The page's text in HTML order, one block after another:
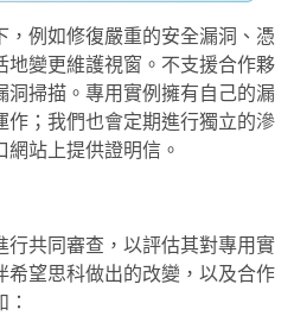
例如修復嚴重的安全漏洞、憑
地變更維護視窗。不支援合作夥
掃描。專用實例擁有自己的漏
作；我們也會定期進行獨立的滲
站上提供證明信。
行共同審查，以評估其對專用實
希望思科做出的改變，以及合作